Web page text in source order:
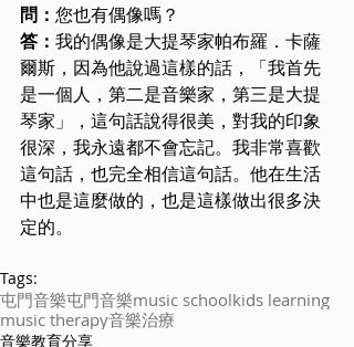
問： 您也有偶像嗎？
答： 我的偶像是大提琴家帕布羅．卡薩
爾斯，因為他說過這樣的話，「我首先
是一個人，第二是音樂家，第三是大提
琴家」，這句話說得很美，對我的印象
很深，我永遠都不會忘記。我非常喜歡
這句話，也完全相信這句話。他在生活
中也是這麼做的，也是這樣做出很多決
定的。
Tags:
屯門音樂屯門音樂music schoolkids learning
music therapy音樂治療
音樂教育分享